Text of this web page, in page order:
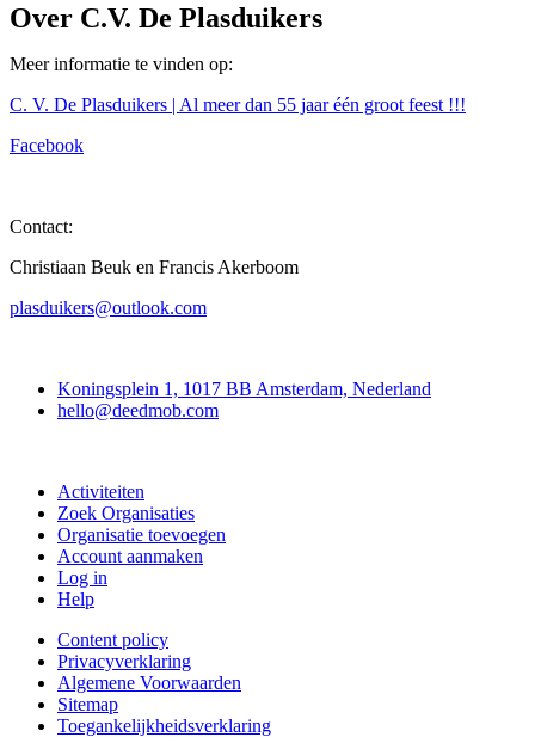
Over C.V. De Plasduikers
Meer informatie te vinden op:
C. V. De Plasduikers | Al meer dan 55 jaar één groot feest !!!
Facebook
Contact:
Christiaan Beuk en Francis Akerboom
plasduikers@outlook.com
Koningsplein 1, 1017 BB Amsterdam, Nederland
hello@deedmob.com
Activiteiten
Zoek Organisaties
Organisatie toevoegen
Account aanmaken
Log in
Help
Content policy
Privacyverklaring
Algemene Voorwaarden
Sitemap
Toegankelijkheidsverklaring